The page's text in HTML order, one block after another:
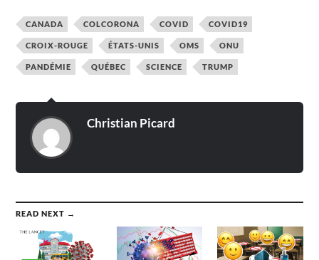
CANADA COLCORONA COVID COVID19
CROIX-ROUGE ÉTATS-UNIS OMS ONU
PANDÉMIE QUÉBEC SCIENCE TRUMP
Christian Picard
READ NEXT →